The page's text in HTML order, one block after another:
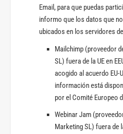
Email, para que puedas
informo que los datos que
ubicados en los servidores
Mailchimp (proveedor
SL) fuera de la UE en
acogido al acuerdo EU-
información está
por el Comité Europeo
Webinar Jam
Marketing SL) fuera de